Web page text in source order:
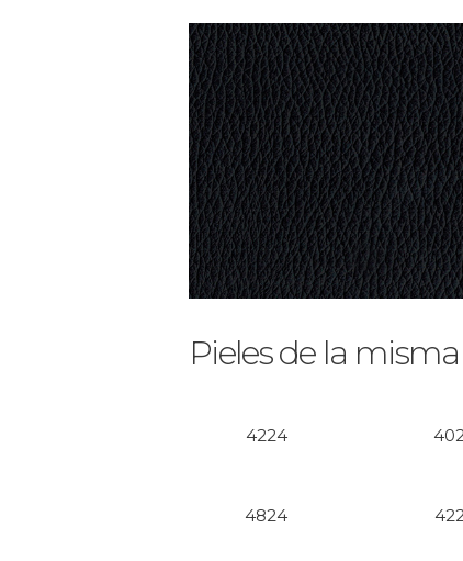
Pieles de la
4224
4824